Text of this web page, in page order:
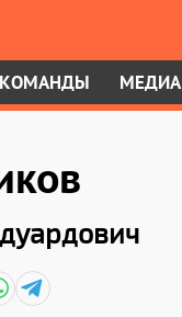
КОМАНДЫ МЕДИА